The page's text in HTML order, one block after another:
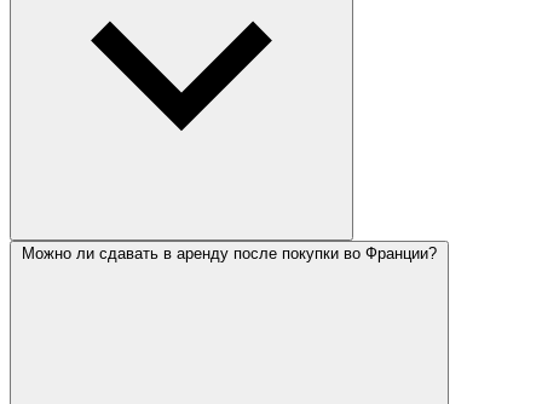
Можно ли сдавать в аренду после покупки во Франции?